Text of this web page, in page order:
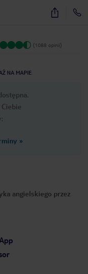
49
(1088 opinii)
NA MAPIE
»
angielskiego przez